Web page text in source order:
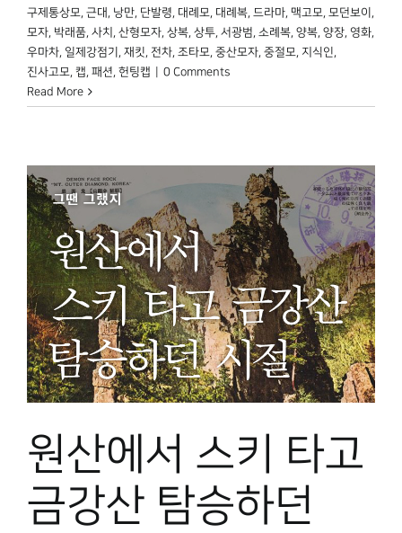
구제통상모, 근대 , 낭만, 단발령, 대례모, 대례복, 드라마, 맥고모, 모던보이 ,
모자, 박래품, 사치 , 산형모자, 상복, 상투, 서광범, 소례복, 양복, 양장, 영화,
우마차, 일제강점기 , 재킷, 전차, 조타모, 중산모자, 중절모, 지식인,
진사고모, 캡, 패션, 헌팅캡
0 Comments
Read More
원산에서 스키 타고
금강산 탐승하던